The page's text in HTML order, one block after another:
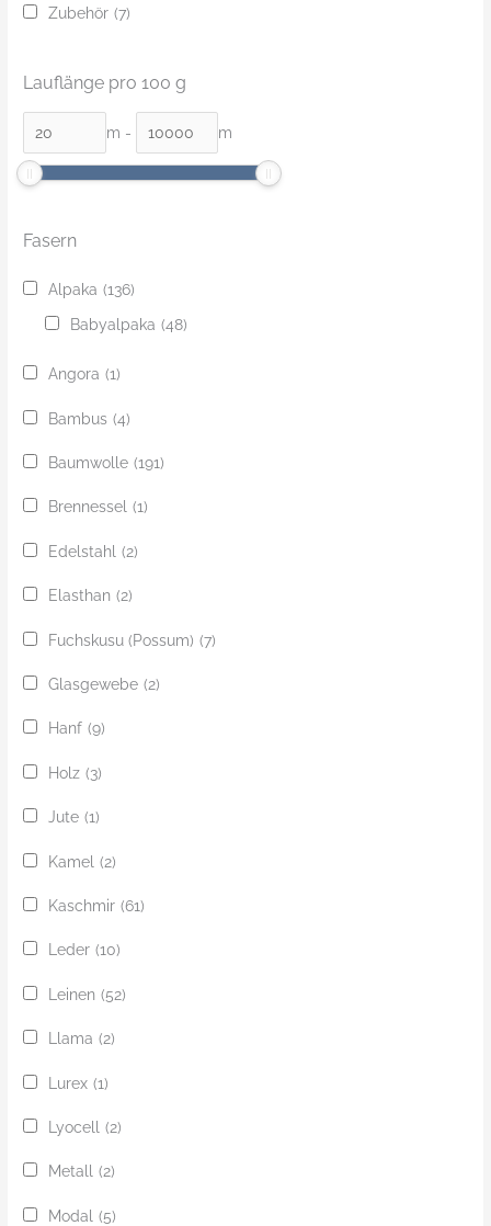
Zubehör (7)
Lauflänge pro 100 g
m - m
Fasern
Alpaka (136)
Babyalpaka (48)
Angora (1)
Bambus (4)
Baumwolle (191)
Brennessel (1)
Edelstahl (2)
Elasthan (2)
Fuchskusu (Possum) (7)
Glasgewebe (2)
Hanf (9)
Holz (3)
Jute (1)
Kamel (2)
Kaschmir (61)
Leder (10)
Leinen (52)
Llama (2)
Lurex (1)
Lyocell (2)
Metall (2)
Modal (5)